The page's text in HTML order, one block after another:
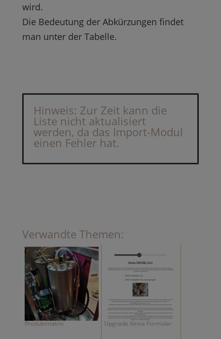
wird.
Die Bedeutung der Abkürzungen findet
man unter der Tabelle.
Hinweis: Zur Zeit kann die
Liste nicht aktualisiert
werden, da das Import-Modul
einen Fehler hat.
Verwandte Themen:
Produktmatrix Upgrade Xenia Formular